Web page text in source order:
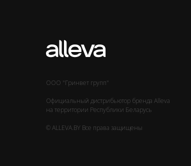
ООО "Гринвет групп"
Официальный дистрибьютор бренда Alleva
на территории Республики Беларусь
© ALLEVA.BY Все права защищены